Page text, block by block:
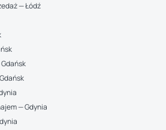
— Łódź
— Gdynia